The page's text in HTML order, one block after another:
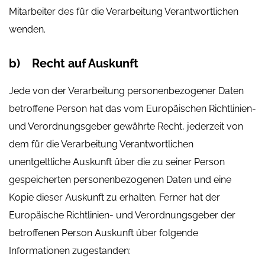
Mitarbeiter des für die Verarbeitung Verantwortlichen
wenden.
b) Recht auf Auskunft
Jede von der Verarbeitung personenbezogener Daten
betroffene Person hat das vom Europäischen Richtlinien-
und Verordnungsgeber gewährte Recht, jederzeit von
dem für die Verarbeitung Verantwortlichen
unentgeltliche Auskunft über die zu seiner Person
gespeicherten personenbezogenen Daten und eine
Kopie dieser Auskunft zu erhalten. Ferner hat der
Europäische Richtlinien- und Verordnungsgeber der
betroffenen Person Auskunft über folgende
Informationen zugestanden: